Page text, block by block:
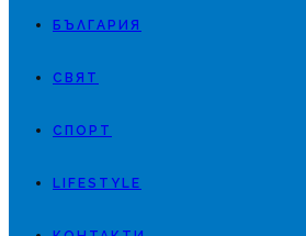
БЪЛГАРИЯ
СВЯТ
СПОРТ
LIFESTYLE